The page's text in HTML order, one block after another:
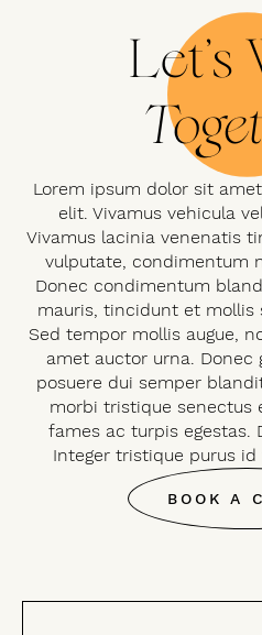
Let’s
Lorem ipsum dolor sit
elit. Vivamus vehicula
Vivamus lacinia venenatis
vulputate, condimentum
Donec condimentum
mauris, tincidunt et mollis
Sed tempor mollis augue,
amet auctor urna. Donec
posuere dui semper
morbi tristique senectus
fames ac turpis egestas.
Integer tristique purus id
BOOK A